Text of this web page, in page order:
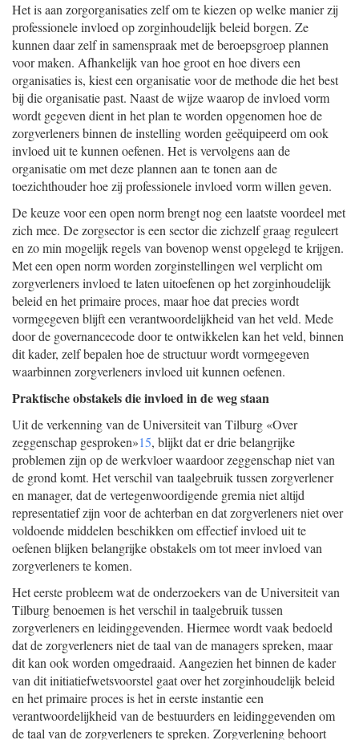
Het is aan zorgorganisaties zelf om te kiezen op welke manier zij
professionele invloed op zorginhoudelijk beleid borgen. Ze
kunnen daar zelf in samenspraak met de beroepsgroep plannen
voor maken. Afhankelijk van hoe groot en hoe divers een
organisaties is, kiest een organisatie voor de methode die het best
bij die organisatie past. Naast de wijze waarop de invloed vorm
wordt gegeven dient in het plan te worden opgenomen hoe de
zorgverleners binnen de instelling worden geëquipeerd om ook
invloed uit te kunnen oefenen. Het is vervolgens aan de
organisatie om met deze plannen aan te tonen aan de
toezichthouder hoe zij professionele invloed vorm willen geven.
De keuze voor een open norm brengt nog een laatste voordeel met
zich mee. De zorgsector is een sector die zichzelf graag reguleert
en zo min mogelijk regels van bovenop wenst opgelegd te krijgen.
Met een open norm worden zorginstellingen wel verplicht om
zorgverleners invloed te laten uitoefenen op het zorginhoudelijk
beleid en het primaire proces, maar hoe dat precies wordt
vormgegeven blijft een verantwoordelijkheid van het veld. Mede
door de governancecode door te ontwikkelen kan het veld, binnen
dit kader, zelf bepalen hoe de structuur wordt vormgegeven
waarbinnen zorgverleners invloed uit kunnen oefenen.
Praktische obstakels die invloed in de weg staan
Uit de verkenning van de Universiteit van Tilburg «Over
zeggenschap gesproken»15, blijkt dat er drie belangrijke
problemen zijn op de werkvloer waardoor zeggenschap niet van
de grond komt. Het verschil van taalgebruik tussen zorgverlener
en manager, dat de vertegenwoordigende gremia niet altijd
representatief zijn voor de achterban en dat zorgverleners niet over
voldoende middelen beschikken om effectief invloed uit te
oefenen blijken belangrijke obstakels om tot meer invloed van
zorgverleners te komen.
Het eerste probleem wat de onderzoekers van de Universiteit van
Tilburg benoemen is het verschil in taalgebruik tussen
zorgverleners en leidinggevenden. Hiermee wordt vaak bedoeld
dat de zorgverleners niet de taal van de managers spreken, maar
dit kan ook worden omgedraaid. Aangezien het binnen de kader
van dit initiatiefwetsvoorstel gaat over het zorginhoudelijk beleid
en het primaire proces is het in eerste instantie een
verantwoordelijkheid van de bestuurders en leidinggevenden om
de taal van de zorgverleners te spreken. Zorgverlening behoort